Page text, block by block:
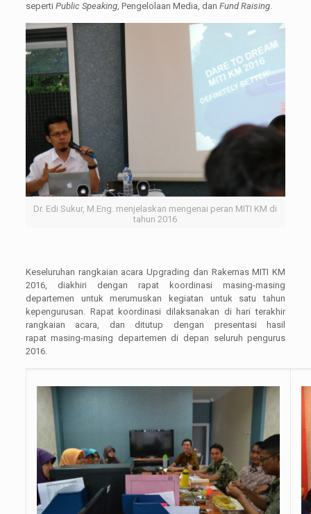
seperti Public Speaking, Pengelolaan Media, dan Fund Raising.
Dr. Edi Sukur, M.Eng. menjelaskan mengenai peran MITI KM di
tahun 2016
Keseluruhan rangkaian acara Upgrading dan Rakernas MITI KM
2016, diakhiri dengan rapat koordinasi masing-masing
departemen untuk merumuskan kegiatan untuk satu tahun
kepengurusan. Rapat koordinasi dilaksanakan di hari terakhir
rangkaian acara, dan ditutup dengan presentasi hasil
rapat masing-masing departemen di depan seluruh pengurus
2016.